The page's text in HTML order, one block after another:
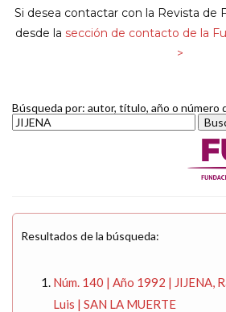
Si desea contactar con la Revista de
desde la sección de contacto de la
>
Búsqueda por: autor, título, año o número
Resultados de la búsqueda:
Núm. 140 | Año 1992 | JIJENA,
Luis | SAN LA MUERTE